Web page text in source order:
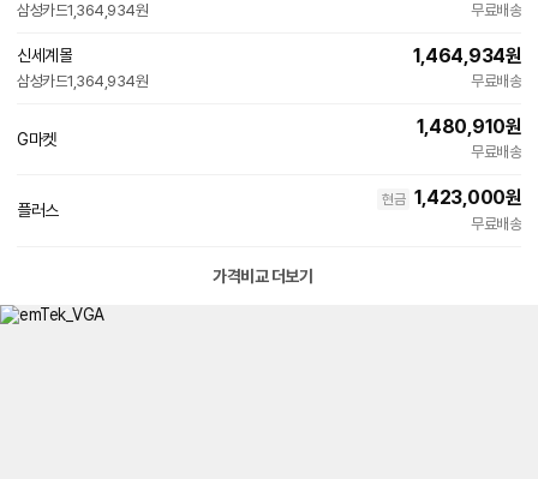
삼성카드1,364,934원 무료배송
신세계몰
삼성카드1,364,934원
1,464,934원
무료배송
G마켓
1,480,910원
무료배송
플러스
현금 1,423,000원
무료배송
가격비교 더보기